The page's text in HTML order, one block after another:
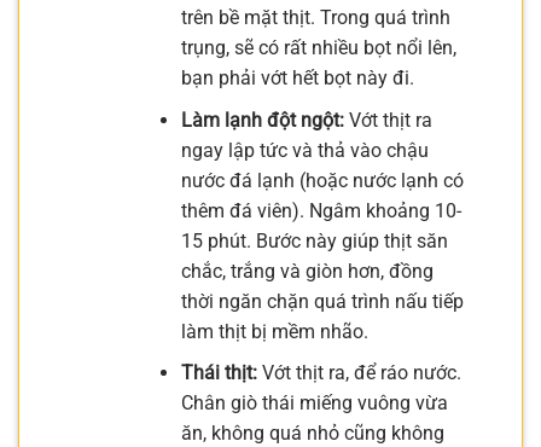
trên bề mặt thịt. Trong quá trình
trụng, sẽ có rất nhiều bọt nổi lên,
bạn phải vớt hết bọt này đi.
Làm lạnh đột ngột:Vớt thịt ra
ngay lập tức và thả vào chậu
nước đá lạnh (hoặc nước lạnh có
thêm đá viên). Ngâm khoảng 10-
15 phút. Bước này giúp thịt săn
chắc, trắng và giòn hơn, đồng
thời ngăn chặn quá trình nấu tiếp
làm thịt bị mềm nhão.
Thái thịt:Vớt thịt ra, để ráo nước.
Chân giò thái miếng vuông vừa
ăn, không quá nhỏ cũng không